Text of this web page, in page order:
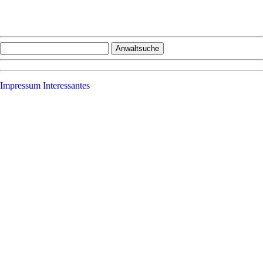
Impressum Interessantes